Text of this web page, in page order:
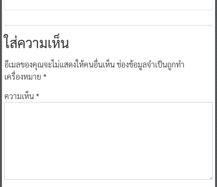
ใส่ความเห็น
อีเมลของคุณจะไม่แสดงให้คนอื่นเห็นช่องข้อมูลจำเป็นถูกทำ
เครื่องหมาย *
ความเห็น*